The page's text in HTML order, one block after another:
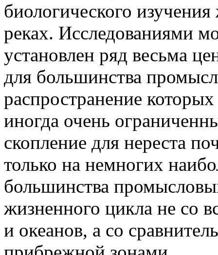
биологического
реках. Исследованиями
установлен ряд весьма
для большинства
распространение
иногда очень
скопление для нереста
только на немногих
большинства
жизненного цикла не со
и океанов, а со